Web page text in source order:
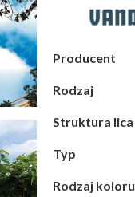
Producent
Rodzaj
Struktura lica
Typ
Rodzaj koloru